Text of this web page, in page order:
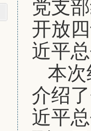
党支
开放
近平
本
介绍
近平